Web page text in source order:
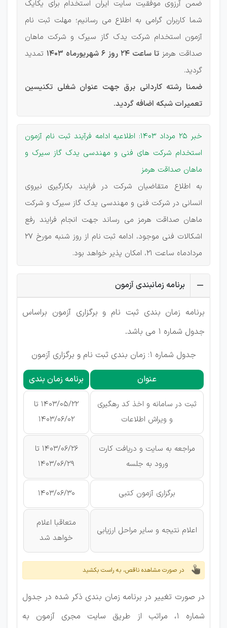
ضمن آرزوی موفقیت سایت ایران استخدام برای یکایک
شما کاربران گرامی به اطلاع می رسانیم؛ مهلت ثبت نام
آزمون استخدام شرکت یدک گاز سیرک و شرکت ماهان
صداقت هرمز تا ساعت 24 روز 6 شهریورماه 1403
تمدید
گردید.
ضمنا رشته کاردانی برق جهت عنوان شغلی تکنیسین
تعمیرات شبکه اضافه گردید.
خبر 25 مرداد 1403: اطلاعیه ادامه فرآیند ثبت نام آزمون
استخدام شركت های فنی و مهندسی یدک گاز سیرک و
ماهان صداقت هرمز
به اطلاع متقاضیان شرکت در فرایند بکارگیری نیروی
انسانی در شرکت‌ فنی و مهندسی یدک گاز سیرک و شرکت
ماهان صداقت هرمز می رساند جهت انجام فرایند رفع
اشکالات فنی موجود، ادامه ثبت نام از روز شنبه مورخ 27
مردادماه ساعت 21، امکان پذیر خواهد بود.
برنامه زمانبندی آزمون
برنامه زمان بندی ثبت نام و برگزاری آزمون براساس
جدول شماره 1 می باشد.
جدول شماره 1: زمان بندی ثبت نام و برگزاری آزمون
عنوان
برنامه زمان بندی
ثبت در سامانه و اخذ کد رهگیری
و ویراش اطلاعات
1403/05/22 تا
1403/06/02
مراجعه به سایت و دریافت کارت
ورود به جلسه
1403/06/26 تا
1403/06/29
برگزاری آزمون کتبی 1403/06/30
اعلام نتیجه و سایر مراحل ارزیابی
متعاقبا اعلام
خواهد شد
در صورت مشاهده ناقص، به راست بکشید
در صورت تغییر در برنامه زمان بندی ذکر شده در جدول
شماره 1، مراتب از طریق سایت مجری آزمون به